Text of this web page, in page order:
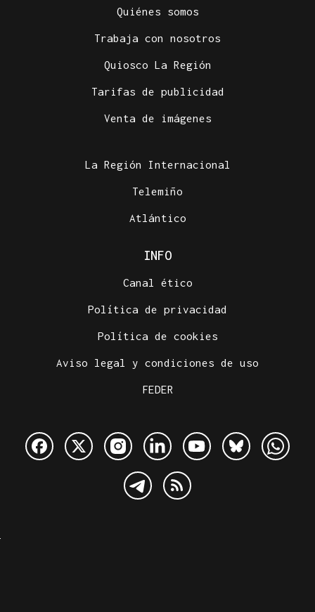
Quiénes somos
Trabaja con nosotros
Quiosco La Región
Tarifas de publicidad
Venta de imágenes
La Región Internacional
Telemiño
Atlántico
INFO
Canal ético
Política de privacidad
Política de cookies
Aviso legal y condiciones de uso
FEDER